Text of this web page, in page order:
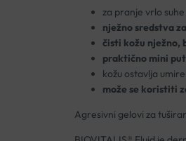
za pranje vrlo
nježno sredstva
čisti kožu nježno,
praktično mini
kožu ostavlja
može se koristiti
Agresivni gelovi za